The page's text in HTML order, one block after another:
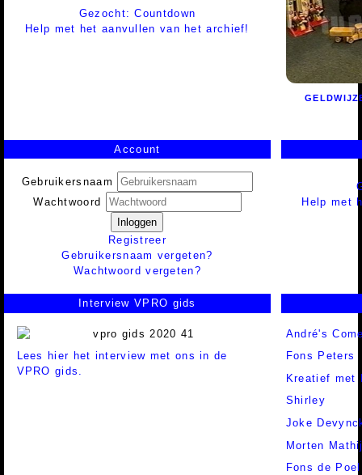
Gezocht: Countdown
Help met het aanvullen van het archief!
Account
Gebruikersnaam
Wachtwoord
Inloggen
Registreer
Gebruikersnaam vergeten?
Wachtwoord vergeten?
Help met
Interview VPRO gids
Lees hier het interview met ons in de
VPRO gids.
André's
Fons Peters
Kreatief met
Shirley
Joke
Morten
Fons de Poel